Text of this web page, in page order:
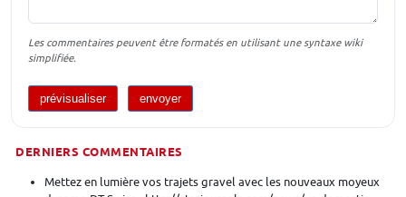
Les commentaires peuvent être formatés en utilisant une syntaxe wiki
simplifiée.
DERNIERS COMMENTAIRES
Mettez en lumière vos trajets gravel avec les nouveaux moyeux